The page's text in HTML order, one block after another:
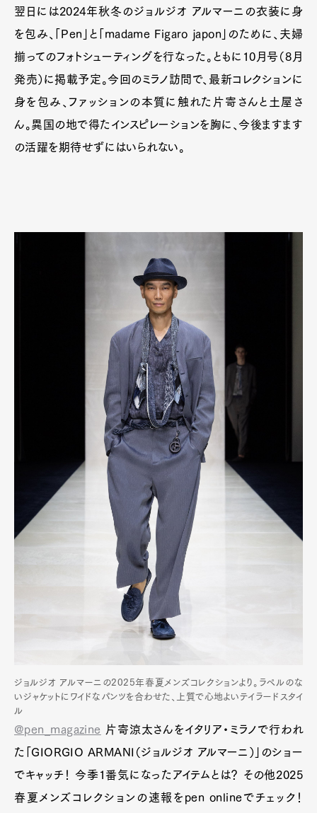
Art&DesignWatchFashion
ProductCultureLifestyle
翌日には2024年秋冬のジョルジオ アルマーニの衣装に身
を包み、「Pen」と「madame Figaro japon」のために、夫婦
揃ってのフォトシューティングを行なった。ともに10月号（8月
発売）に掲載予定。今回のミラノ訪問で、最新コレクションに
身を包み、ファッションの本質に触れた片寄さんと土屋さ
ん。異国の地で得たインスピレーションを胸に、今後ますます
の活躍を期待せずにはいられない。
ジョルジオ アルマーニの2025年春夏メンズコレクションより。ラペルのな
いジャケットにワイドなパンツを合わせた、上質で心地よいテイラードスタイ
ル
@pen_magazine
片寄涼太さんをイタリア・ミラノで行われ
た「GIORGIO ARMANI（ジョルジオ アルマーニ）」のショー
でキャッチ！ 今季1番気になったアイテムとは？ その他2025
春夏メンズコレクションの速報をpen onlineでチェック！